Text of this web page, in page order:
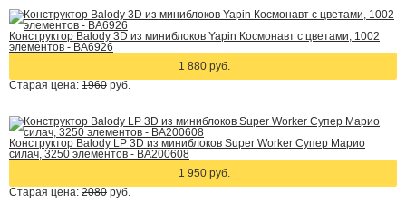
Конструктор Balody 3D из миниблоков Yapin Космонавт с цветами, 1002
элементов - BA6926
1 880 руб.
Старая цена: 1960 руб.
Конструктор Balody LP 3D из миниблоков Super Worker Супер Марио
силач, 3250 элементов - BA200608
1 950 руб.
Старая цена: 2080 руб.